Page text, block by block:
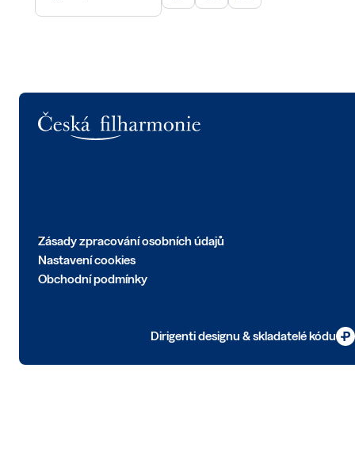
Zásady zpracování osobních údajů
Nastavení cookies
Obchodní podmínky
Dirigenti designu & skladatelé kódu